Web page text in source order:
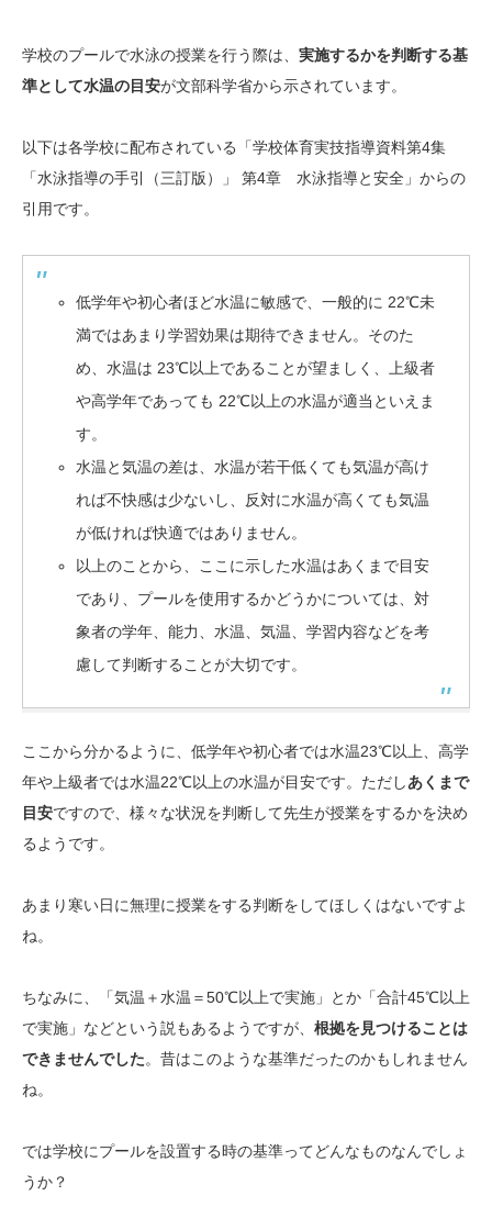
学校のプールで水泳の授業を行う際は、 実施するかを判断する基
準として水温の目安が文部科学省から示されています。
以下は各学校に配布されている「学校体育実技指導資料第4集
「水泳指導の手引（三訂版）」 第4章 水泳指導と安全」からの
引用です。
低学年や初心者ほど水温に敏感で、一般的に 22℃未
満ではあまり学習効果は期待できません。そのた
め、水温は 23℃以上であることが望ましく、上級者
や高学年であっても 22℃以上の水温が適当といえま
す。
水温と気温の差は、水温が若干低くても気温が高け
れば不快感は少ないし、反対に水温が高くても気温
が低ければ快適ではありません。
以上のことから、ここに示した水温はあくまで目安
であり、プールを使用するかどうかについては、対
象者の学年、能力、水温、気温、学習内容などを考
慮して判断することが大切です。
ここから分かるように、低学年や初心者では水温23℃以上、高学
年や上級者では水温22℃以上の水温が目安です。ただしあくまで
目安ですので、様々な状況を判断して先生が授業をするかを決め
るようです。
あまり寒い日に無理に授業をする判断をしてほしくはないですよ
ね。
ちなみに、「気温＋水温＝50℃以上で実施」とか「合計45℃以上
で実施」などという説もあるようですが、 根拠を見つけることは
できませんでした。昔はこのような基準だったのかもしれません
ね。
では学校にプールを設置する時の基準ってどんなものなんでしょ
うか？